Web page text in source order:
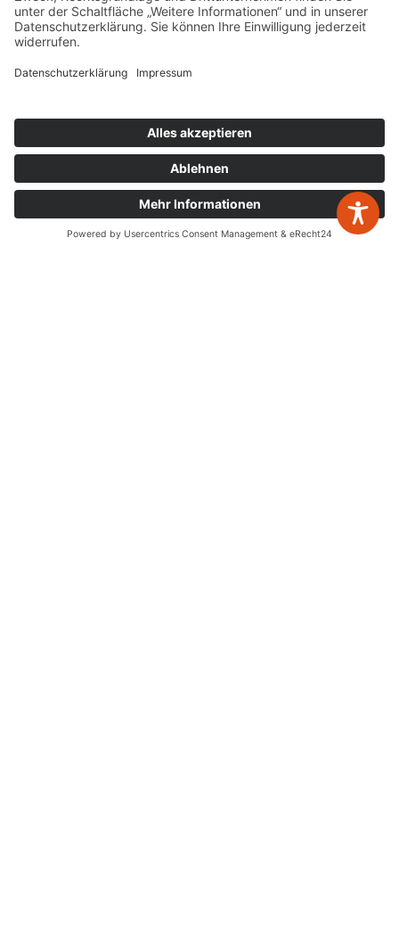
zurück zur Übersicht
W&P Steuerberatungsgesellschaft mbH & Co.
KG
05223 160002
Bahnhofstr. 56, 32257 Bünde
Mo. – Do.8:00 – 17:00
8:00 – 15:00